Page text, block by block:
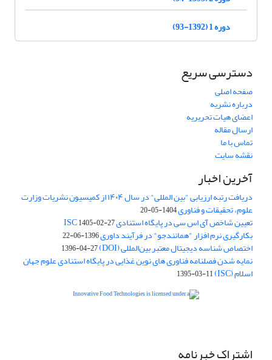
دوره 1 (1392-93)
دسترسی سریع
صفحه اصلی
درباره نشریه
اعضای هیات تحریریه
ارسال مقاله
تماس با ما
نقشه سایت
آخرین اخبار
دریافت رتبه ارزیابی "بین المللی" در سال ۱۴۰۴ از کمیسیون نشریات وزارت
علوم، تحقیقات و فناوری1404-05-20
تعیین شاخص آی اس سی در پایگاه استنادی ISC1405-02-27
بکارگیری نرم افزار "همانندجو" در فرآیند داوری1396-06-22
اختصاص شناسه دیجیتال معتبر بین‌المللی (DOI) 1396-04-27
نمایه شدن فصلنامه فناوری های نوین غذایی در پایگاه استنادی علوم جهان
اسلام (ISC) 1395-03-11
اشتراک خبرنامه